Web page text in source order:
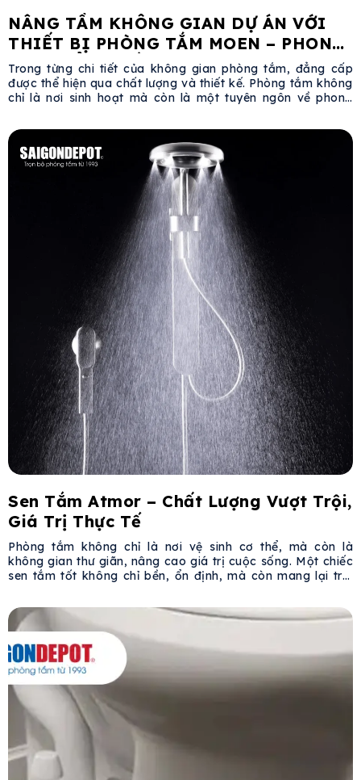
NÂNG TẦM KHÔNG GIAN DỰ ÁN VỚI
THIẾT BỊ PHÒNG TẮM MOEN – PHONG
CÁCH ĐẲNG CẤP TỪ MỸ
Trong từng chi tiết của không gian phòng tắm, đẳng cấp
được thể hiện qua chất lượng và thiết kế. Phòng tắm không
chỉ là nơi sinh hoạt mà còn là một tuyên ngôn về phong
chọn thiết bị vệ sinh đóng vai
Sen Tắm Atmor – Chất Lượng Vượt Trội,
Giá Trị Thực Tế
Phòng tắm không chỉ là nơi vệ sinh cơ thể, mà còn là
không gian thư giãn, nâng cao giá trị cuộc sống. Một chiếc
sen tắm tốt không chỉ bền, ổn định, mà còn mang lại trải
ứng tất cả những tiêu